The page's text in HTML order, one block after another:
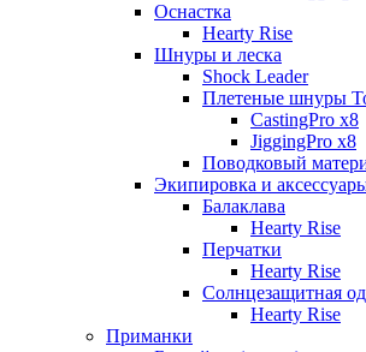
Оснастка
Hearty Rise
Шнуры и леска
Shock Leader
Плетеные шнуры
CastingPro x8
JiggingPro x8
Поводковый
Экипировка и
Балаклава
Hearty Rise
Перчатки
Hearty Rise
Солнцезащитная
Hearty Rise
Приманки